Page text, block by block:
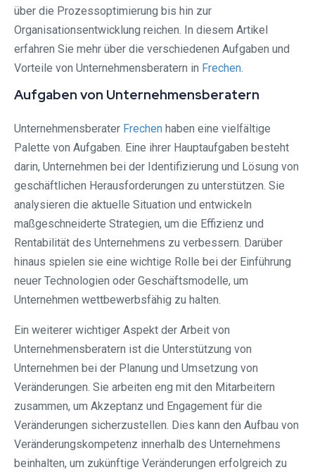
über die Prozessoptimierung bis hin zur
Organisationsentwicklung reichen. In diesem Artikel
erfahren Sie mehr über die verschiedenen Aufgaben und
Vorteile von Unternehmensberatern in Frechen.
Aufgaben von Unternehmensberatern
Unternehmensberater Frechen haben eine vielfältige
Palette von Aufgaben. Eine ihrer Hauptaufgaben besteht
darin, Unternehmen bei der Identifizierung und Lösung von
geschäftlichen Herausforderungen zu unterstützen. Sie
analysieren die aktuelle Situation und entwickeln
maßgeschneiderte Strategien, um die Effizienz und
Rentabilität des Unternehmens zu verbessern. Darüber
hinaus spielen sie eine wichtige Rolle bei der Einführung
neuer Technologien oder Geschäftsmodelle, um
Unternehmen wettbewerbsfähig zu halten.
Ein weiterer wichtiger Aspekt der Arbeit von
Unternehmensberatern ist die Unterstützung von
Unternehmen bei der Planung und Umsetzung von
Veränderungen. Sie arbeiten eng mit den Mitarbeitern
zusammen, um Akzeptanz und Engagement für die
Veränderungen sicherzustellen. Dies kann den Aufbau von
Veränderungskompetenz innerhalb des Unternehmens
beinhalten, um zukünftige Veränderungen erfolgreich zu